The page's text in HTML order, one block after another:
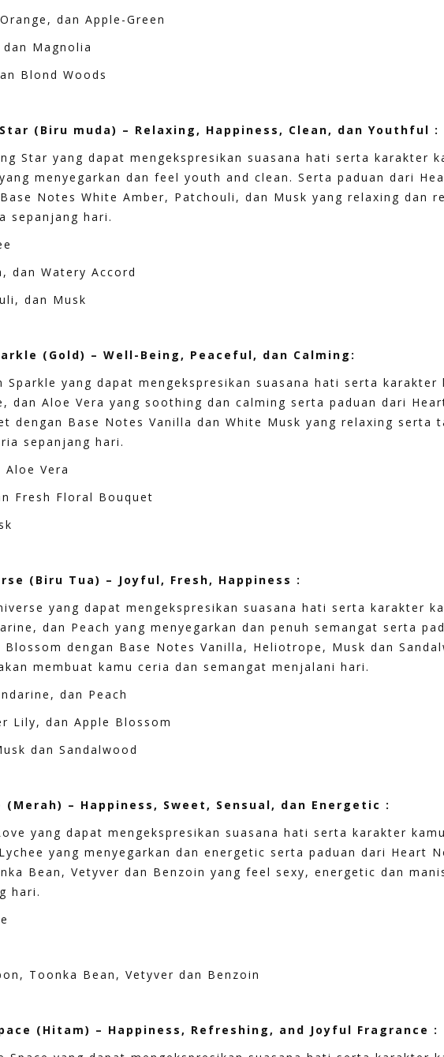
dan Apple-Green
Magnolia
Blond Woods
(Biru muda) – Relaxing, Happiness, Clean, dan Youthful :
Star yang dapat mengekspresikan suasana hati serta karakter
menyegarkan dan feel youth and clean. Serta paduan dari
Notes White Amber, Patchouli, dan Musk yang relaxing dan
sepanjang hari.
dan Watery Accord
dan Musk
(Gold) – Well-Being, Peaceful, dan Calming:
Sparkle yang dapat mengekspresikan suasana hati serta karakter
dan Aloe Vera yang soothing dan calming serta paduan dari
dengan Base Notes Vanilla dan White Musk yang relaxing serta
sepanjang hari.
Vera
Fresh Floral Bouquet
(Biru Tua) – Joyful, Fresh, Happiness :
yang dapat mengekspresikan suasana hati serta karakter
dan Peach yang menyegarkan dan penuh semangat serta
dengan Base Notes Vanilla, Heliotrope, Musk dan
membuat kamu ceria dan semangat menjalani hari.
dan Peach
Lily, dan Apple Blossom
dan Sandalwood
(Merah) – Happiness, Sweet, Sensual, dan Energetic :
yang dapat mengekspresikan suasana hati serta karakter
yang menyegarkan dan energetic serta paduan dari Heart
Bean, Vetyver dan Benzoin yang feel sexy, energetic dan
hari.
Toonka Bean, Vetyver dan Benzoin
(Hitam) – Happiness, Refreshing, and Joyful Fragrance :